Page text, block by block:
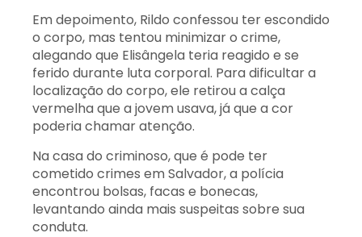
Em depoimento, Rildo confessou ter escondido
o corpo, mas tentou minimizar o crime,
alegando que Elisângela teria reagido e se
ferido durante luta corporal. Para dificultar a
localização do corpo, ele retirou a calça
vermelha que a jovem usava, já que a cor
poderia chamar atenção.
Na casa do criminoso, que é pode ter
cometido crimes em Salvador, a polícia
encontrou bolsas, facas e bonecas,
levantando ainda mais suspeitas sobre sua
conduta.